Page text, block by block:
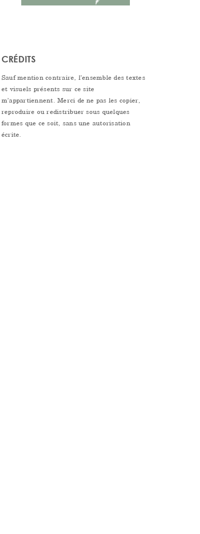
CRÉDITS
Sauf mention contraire, l’ensemble des textes
et visuels présents sur ce site
m’appartiennent. Merci de ne pas les copier,
reproduire ou redistribuer sous quelques
formes que ce soit, sans une autorisation
écrite.